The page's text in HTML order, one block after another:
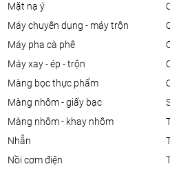
mặt nạ ý
máy chuyên dụng - máy trộn
máy pha cà phê
máy xay - ép - trộn
màng bọc thực phẩm
màng nhôm - giấy bạc
màng nhôm - khay nhôm
nhẫn
nồi cơm điện